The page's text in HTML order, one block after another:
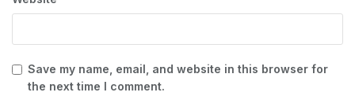
Save my name, email, and website in this browser for
the next time I comment.